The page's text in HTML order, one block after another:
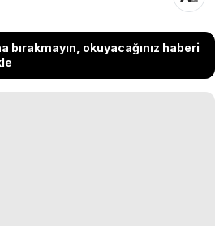
bırakmayın, okuyacağınız haberi